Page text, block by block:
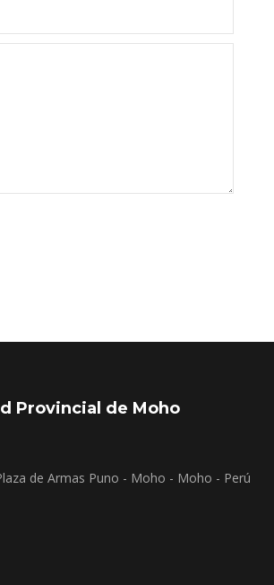
Provincial de Moho
de Armas Puno - Moho - Moho - Perú